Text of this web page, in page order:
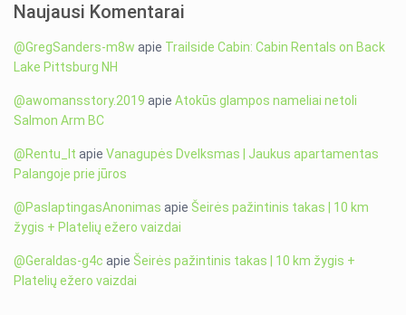
Naujausi Komentarai
@GregSanders-m8w apie Trailside Cabin: Cabin Rentals on Back
Lake Pittsburg NH
@awomansstory.2019 apieAtokūs glampos nameliai netoli
Salmon Arm BC
@Rentu_lt apieVanagupės Dvelksmas | Jaukus apartamentas
Palangoje prie jūros
@PaslaptingasAnonimas apie Šeirės pažintinis takas | 10 km
žygis + Platelių ežero vaizdai
@Geraldas-g4c apie Šeirės pažintinis takas | 10 km žygis +
Platelių ežero vaizdai